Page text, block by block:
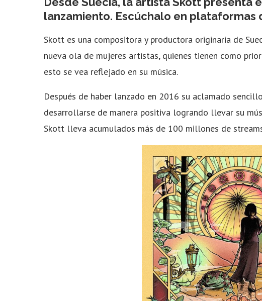
lanzamiento. Escúchalo en plataformas
Skott es una compositora y productora originaria de
nueva ola de mujeres artistas, quienes tienen como
esto se vea reflejado en su música.
Después de haber lanzado en 2016 su aclamado
desarrollarse de manera positiva logrando llevar su
Skott lleva acumulados más de 100 millones de